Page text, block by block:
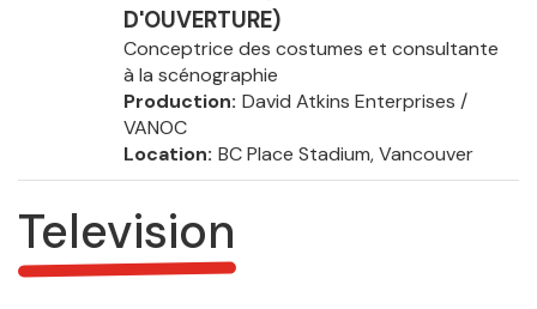
D'OUVERTURE)
Conceptrice des costumes et consultante
à la scénographie
Production David Atkins Enterprises /
VANOC
Location BC Place Stadium, Vancouver
Television